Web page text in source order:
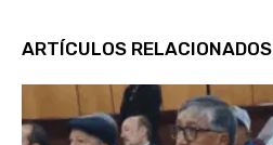
ARTÍCULOS RELACIONADOS